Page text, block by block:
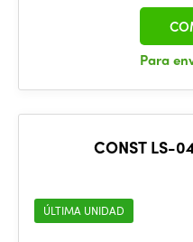
Para
CONST LS-
ÚLTIMA UNIDAD